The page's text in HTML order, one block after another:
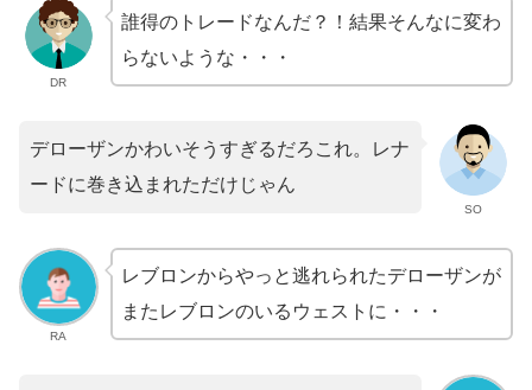
DR
誰得のトレードなんだ？！結果そんなに変わ
らないような・・・
SO
デローザンかわいそうすぎるだろこれ。レナ
ードに巻き込まれただけじゃん
RA
レブロンからやっと逃れられたデローザンが
またレブロンのいるウェストに・・・